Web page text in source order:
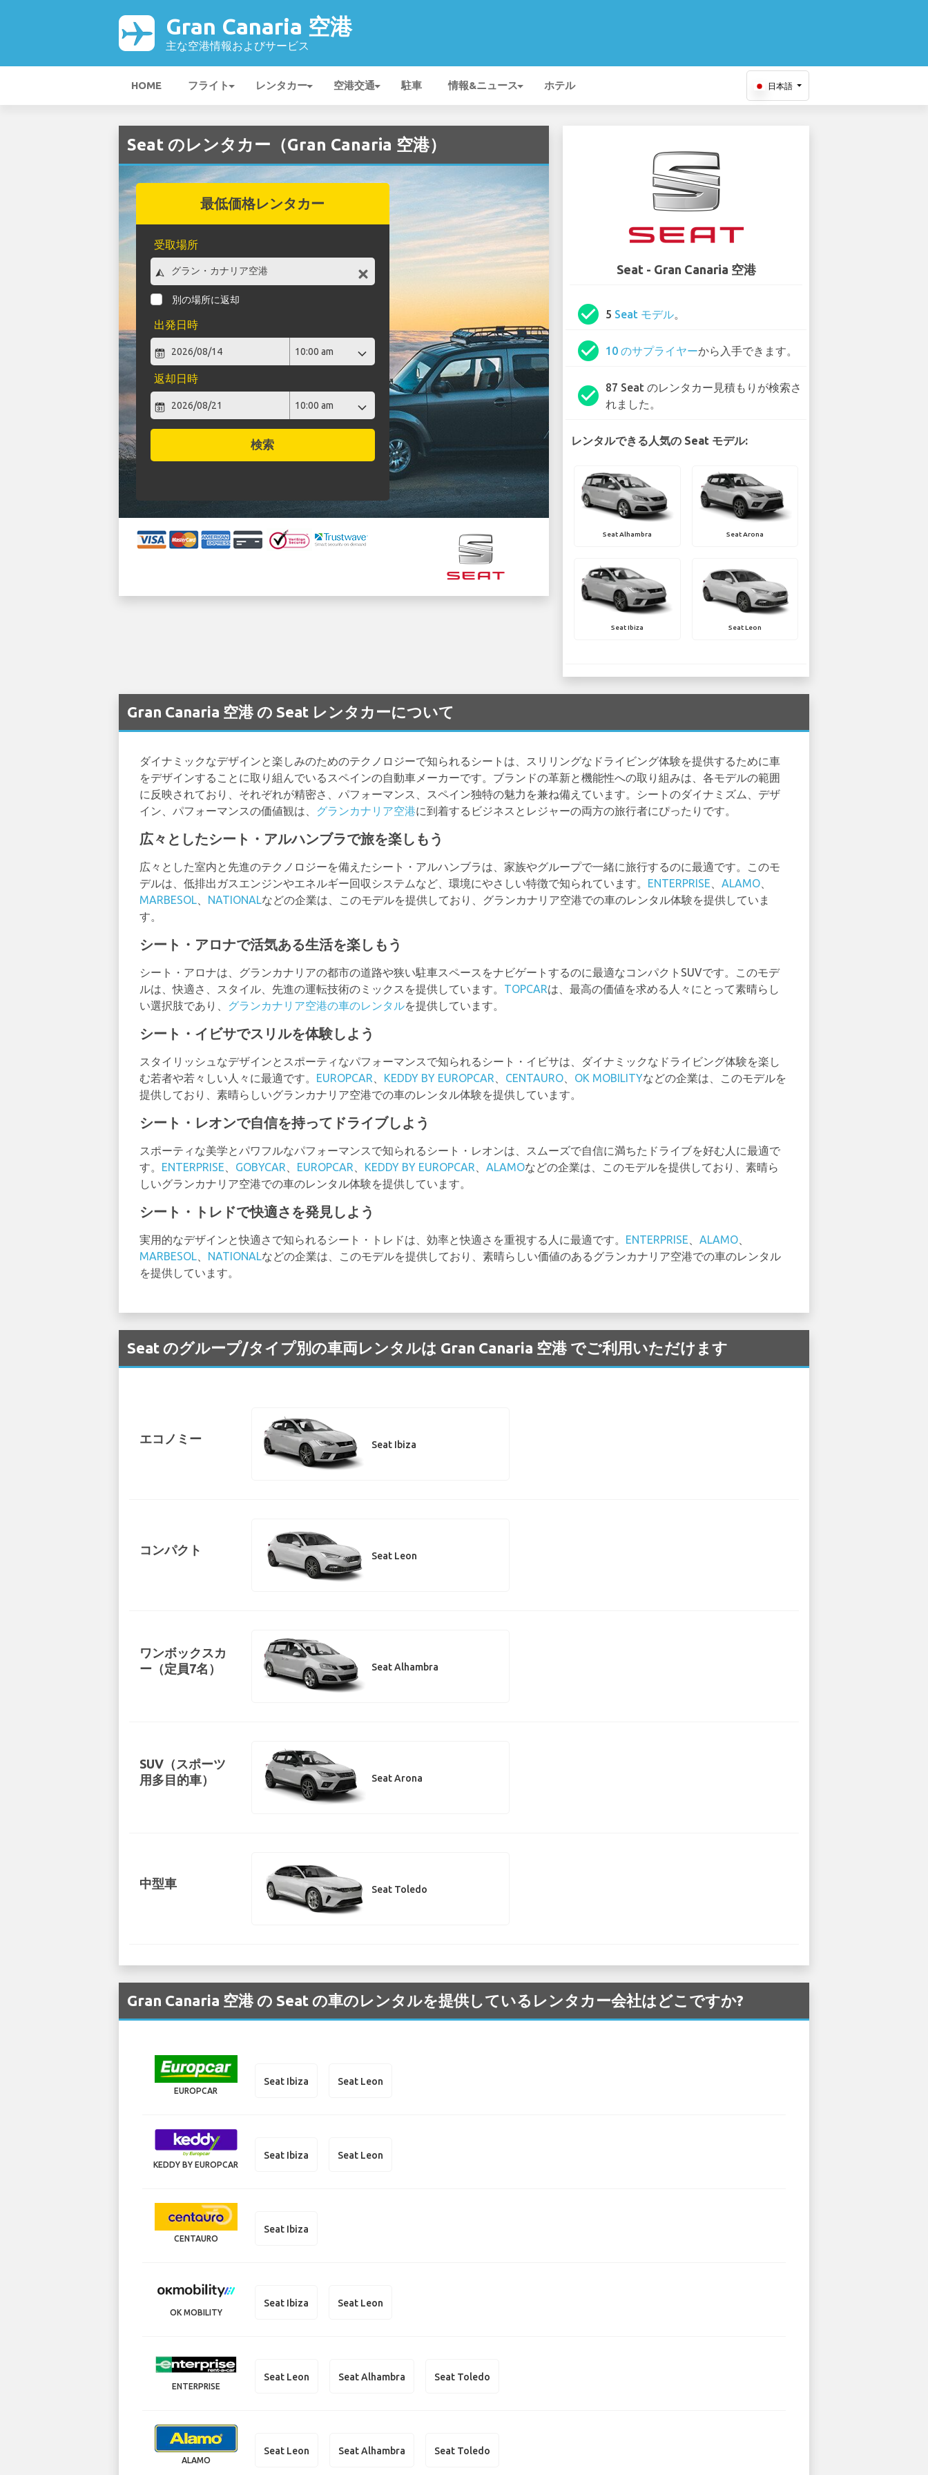
Gran Canaria 空港
主な空港情報およびサービス
HOME フライト レンタカー 空港交通 駐車 情報&ニュース ホテル 日本語
Seat のレンタカー（Gran Canaria 空港）
最低価格レンタカー
受取場所
別の場所に返却
出発日時
返却日時
検索
Seat - Gran Canaria 空港
check_circle 5 Seat モデル。
check_circle 10 のサプライヤーから入手できます。
check_circle
87 Seat のレンタカー見積もりが検索さ
れました。
レンタルできる人気の Seat モデル:
Seat Alhambra Seat Arona
Seat Ibiza Seat Leon
Gran Canaria 空港 の Seat レンタカーについて
ダイナミックなデザインと楽しみのためのテクノロジーで知られるシートは、スリリングなドライビング体験を提供するために車
をデザインすることに取り組んでいるスペインの自動車メーカーです。ブランドの革新と機能性への取り組みは、各モデルの範囲
に反映されており、それぞれが精密さ、パフォーマンス、スペイン独特の魅力を兼ね備えています。シートのダイナミズム、デザ
イン、パフォーマンスの価値観は、 グランカナリア空港に到着するビジネスとレジャーの両方の旅行者にぴったりです。
広々としたシート・アルハンブラで旅を楽しもう
広々とした室内と先進のテクノロジーを備えたシート・アルハンブラは、家族やグループで一緒に旅行するのに最適です。このモ
デルは、低排出ガスエンジンやエネルギー回収システムなど、環境にやさしい特徴で知られています。 ENTERPRISE ALAMO
MARBESOL
NATIONALなどの企業は、このモデルを提供しており、グランカナリア空港での車のレンタル体験を提供していま
す。
シート・アロナで活気ある生活を楽しもう
シート・アロナは、グランカナリアの都市の道路や狭い駐車スペースをナビゲートするのに最適なコンパクトSUVです。このモデ
ルは、快適さ、スタイル、先進の運転技術のミックスを提供しています。 TOPCARは、最高の価値を求める人々にとって素晴らし
い選択肢であり、 グランカナリア空港の車のレンタルを提供しています。
シート・イビサでスリルを体験しよう
スタイリッシュなデザインとスポーティなパフォーマンスで知られるシート・イビサは、ダイナミックなドライビング体験を楽し
む若者や若々しい人々に最適です。 EUROPCAR KEDDY BY EUROPCAR CENTAURO OK MOBILITYなどの企業は、このモデルを
提供しており、素晴らしいグランカナリア空港での車のレンタル体験を提供しています。
シート・レオンで自信を持ってドライブしよう
スポーティな美学とパワフルなパフォーマンスで知られるシート・レオンは、スムーズで自信に満ちたドライブを好む人に最適で
す。 ENTERPRISE GOBYCAR EUROPCAR KEDDY BY EUROPCAR ALAMOなどの企業は、このモデルを提供しており、素晴ら
しいグランカナリア空港での車のレンタル体験を提供しています。
シート・トレドで快適さを発見しよう
実用的なデザインと快適さで知られるシート・トレドは、効率と快適さを重視する人に最適です。 ENTERPRISE ALAMO
MARBESOL
NATIONALなどの企業は、このモデルを提供しており、素晴らしい価値のあるグランカナリア空港での車のレンタル
を提供しています。
Seat のグループ/タイプ別の車両レンタルは Gran Canaria 空港 でご利用いただけます
エコノミー Seat Ibiza
コンパクト Seat Leon
ワンボックスカ
ー（定員7名）
Seat Alhambra
SUV（スポーツ
用多目的車）
Seat Arona
中型車 Seat Toledo
Gran Canaria 空港 の Seat の車のレンタルを提供しているレンタカー会社はどこですか?
EUROPCAR
Seat Ibiza Seat Leon
KEDDY BY EUROPCAR
Seat Ibiza Seat Leon
CENTAURO
Seat Ibiza
OK MOBILITY
Seat Ibiza Seat Leon
ENTERPRISE
Seat Leon Seat Alhambra Seat Toledo
ALAMO
Seat Leon Seat Alhambra Seat Toledo